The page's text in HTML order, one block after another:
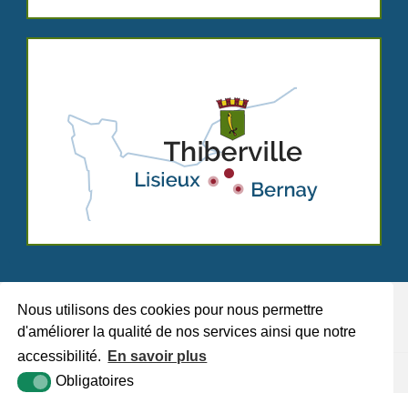
Nous utilisons des cookies pour nous permettre
d'améliorer la qualité de nos services ainsi que notre
accessibilité.
En savoir plus
Obligatoires